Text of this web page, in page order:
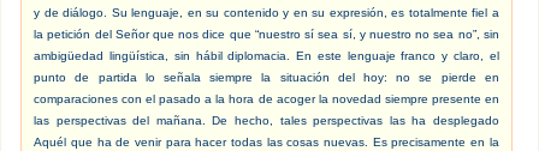
y de diálogo. Su lenguaje, en su contenido y en su expresión, es totalmente fiel a
la petición del Señor que nos dice que “nuestro sí sea sí, y nuestro no sea no”, sin
ambigüedad lingüística, sin hábil diplomacia. En este lenguaje franco y claro, el
punto de partida lo señala siempre la situación del hoy: no se pierde en
comparaciones con el pasado a la hora de acoger la novedad siempre presente en
las perspectivas del mañana. De hecho, tales perspectivas las ha desplegado
Aquél que ha de venir para hacer todas las cosas nuevas. Es precisamente en la